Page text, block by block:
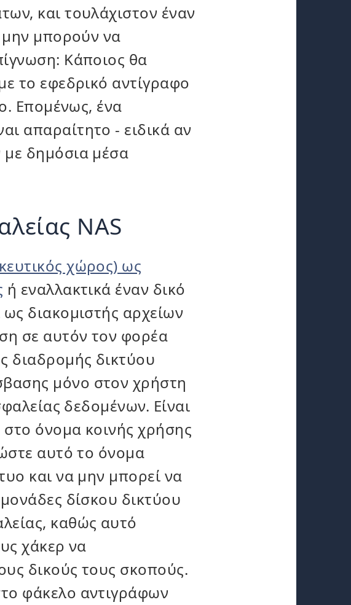
και τουλάχιστον έναν
μην μπορούν να
Κάποιος θα
το εφεδρικό αντίγραφο
Επομένως, ένα
απαραίτητο - ειδικά αν
με δημόσια μέσα
NAS
χώρος) ως
ή εναλλακτικά έναν δικό
διακομιστής αρχείων
σε αυτόν τον φορέα
διαδρομής δικτύου
μόνο στον χρήστη
δεδομένων. Είναι
όνομα κοινής χρήσης
αυτό το όνομα
και να μην μπορεί να
δίσκου δικτύου
καθώς αυτό
χάκερ να
δικούς τους σκοπούς.
φάκελο αντιγράφων